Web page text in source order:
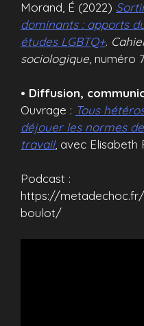
Morand, É (2022)
dominants : apports
études LGBTQ+.
sociologique, numéro
• Diffusion,
Ouvrage : Tous
déjouer les normes
travail, avec Elisabeth
Podcast :
https://
boulot/